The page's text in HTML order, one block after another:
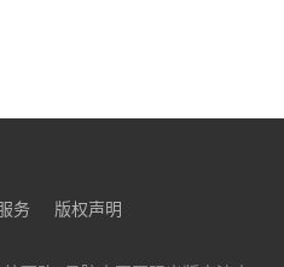
知名作家看法院”采风
务 版权声明